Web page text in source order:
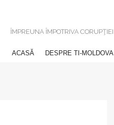
ÎMPREUNA ÎMPOTRIVA CORUPŢIEI
ACASĂ DESPRE TI-MOLDOVA